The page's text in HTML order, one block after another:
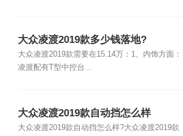
大众凌渡2019款多少钱落地?
大众凌渡2019款需要在15.14万：1、内饰方面：
凌渡配有T型中控台...
大众凌渡2019款自动挡怎么样
大众凌渡2019款自动挡怎么样?大众凌渡2019款